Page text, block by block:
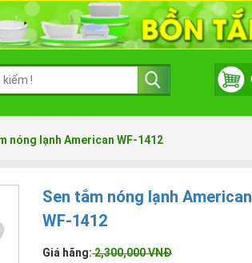
nóng lạnh American WF-1412
Sen tắm nóng lạnh American
WF-1412
Giá hãng:2,300,000 VNĐ